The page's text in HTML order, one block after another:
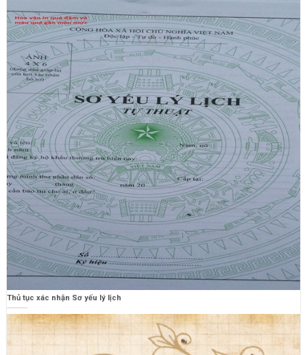
Thủ tục xác nhận Sơ yếu lý lịch